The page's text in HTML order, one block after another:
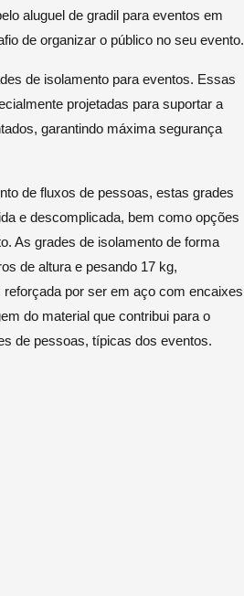
aluguel de gradil para eventos em
de organizar o público no seu evento.
de isolamento para eventos. Essas
projetadas para suportar a
garantindo máxima segurança
de fluxos de pessoas, estas grades
e descomplicada, bem como opções
As grades de isolamento de forma
de altura e pesando 17 kg,
por ser em aço com encaixes
do material que contribui para o
de pessoas, típicas dos eventos.